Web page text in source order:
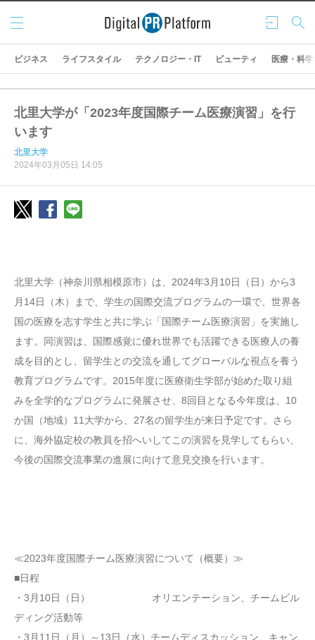
ログ
イン
検索
メニ
ュー
ビジネス ライフスタイル テクノロジー・IT ビューティ 医療・科学
北里大学が「2023年度国際チーム医療演習」を行
います
北里大学
2024年03月05日 14:05
北里大学（神奈川県相模原市）は、2024年3月10日（日）から3
月14日（木）まで、学生の国際交流プログラムの一環で、世界各
国の医療を志す学生と共に学ぶ「国際チーム医療演習」を実施し
ます。同演習は、国際感覚に優れ世界でも活躍できる医療人の養
成を目的とし、留学生との交流を通してグローバルな視点を養う
教育プログラムです。2015年度に医療衛生学部が始めた取り組
みを全学的なプログラムに発展させ、8回目となる今年度は、10
か国（地域）11大学から、27名の留学生が来日予定です。さら
に、海外協定校の教員を招へいしてこの演習を見学してもらい、
今後の国際交流事業の進展に向けて意見交換を行います。
≪2023年度国際チーム医療演習について（概要）≫
■日程
・3月10日（日） オリエンテーション、チームビル
ディング活動等
・3月11日（月）～13日（水）チームディスカッション、キャン